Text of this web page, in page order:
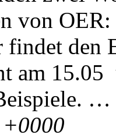
von
findet
am